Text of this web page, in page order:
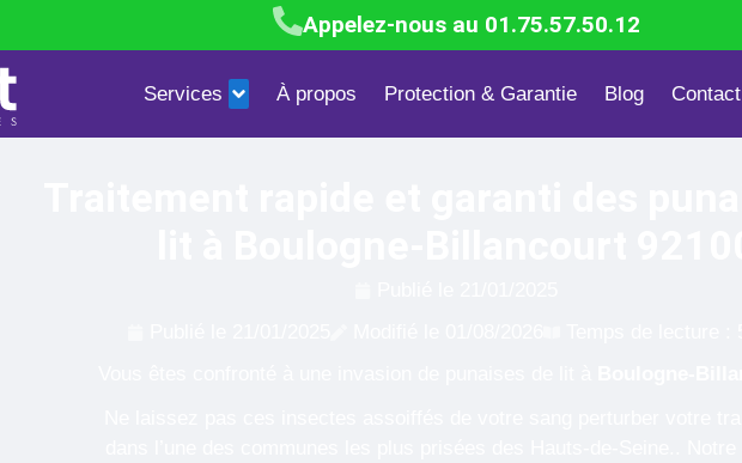
Appelez-nous au 01.75.57.50.12
Services À propos Protection & Garantie Blog Contact
Blattes & Cafards Mites textiles & alimentaires Dépigeonnage